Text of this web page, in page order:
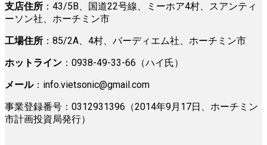
支店住所 ：43/5B、国道22号線、ミーホア4村、スアンティ
ーソン社、ホーチミン市
工場住所 ：85/2A、4村、バーディエム社、ホーチミン市
ホットライン ：0938-49-33-66（ハイ氏）
メール： info.vietsonic@gmail.com
事業登録番号：0312931396（2014年9月17日、ホーチミン
市計画投資局発行）